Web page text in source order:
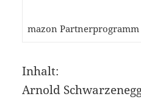
mazon Partnerprogramm
Inhalt:
Arnold